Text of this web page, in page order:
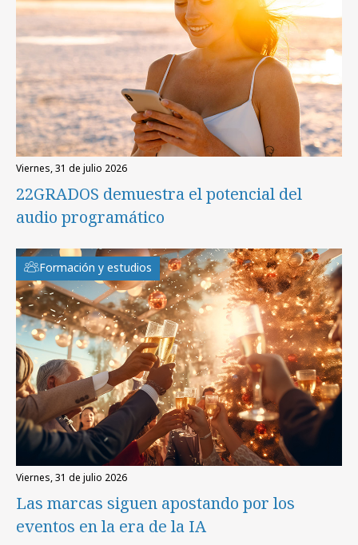
viernes, 31 de julio 2026
22GRADOS demuestra el potencial del
audio programático
Formación y estudios
viernes, 31 de julio 2026
Las marcas siguen apostando por los
eventos en la era de la IA